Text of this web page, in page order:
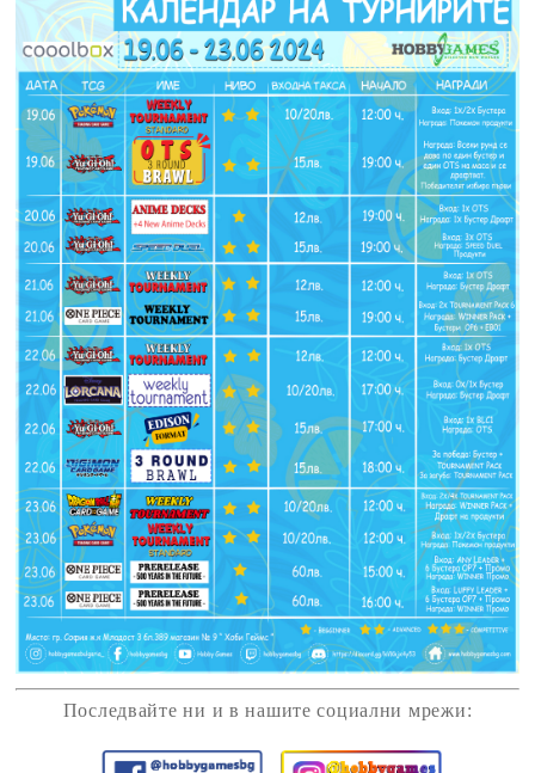
Последвайте ни и в нашите социални мрежи: